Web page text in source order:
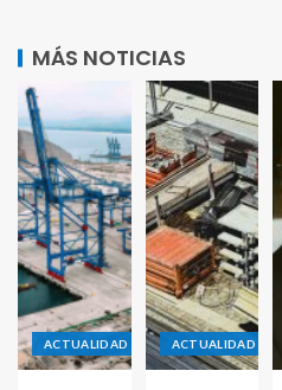
MÁS NOTICIAS
ACTUALIDAD ACTUALIDAD